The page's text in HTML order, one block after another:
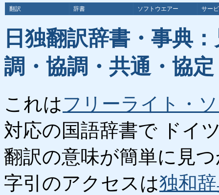
翻訳 辞書 ソフトウエアー サー
日独翻訳辞書・事典
調・協調・共通・協
これはフリーライト・
対応の国語辞書で ドイ
翻訳の意味が簡単に見
字引のアクセスは独和